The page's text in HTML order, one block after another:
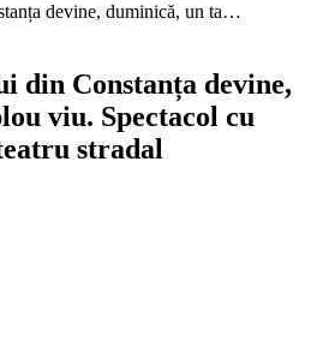
devine, duminică, un ta…
din Constanța devine,
viu. Spectacol cu
stradal